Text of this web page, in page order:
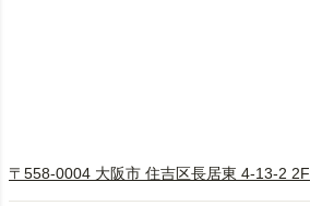
〒558-0004 大阪市 住吉区長居東 4-13-2 2F